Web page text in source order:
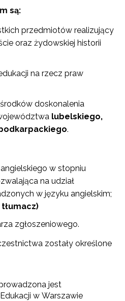
są:
przedmiotów realizujący
oraz żydowskiej historii
na rzecz praw
doskonalenia
lubelskiego,
.
w stopniu
na udział
w języku angielskim;
zgłoszeniowego.
zostały określone
jest
w Warszawie